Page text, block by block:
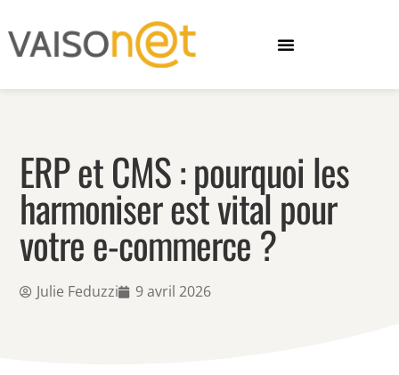
ERP et CMS : pourquoi les
harmoniser est vital pour
votre e-commerce ?
Julie Feduzzi 9 avril 2026